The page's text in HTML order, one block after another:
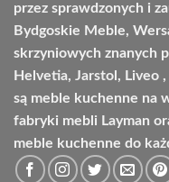
przez sprawdzonych i
Bydgoskie Meble,
skrzyniowych znanych
Helvetia, Jarstol, Liveo
są meble kuchenne na
fabryki mebli Layman
meble kuchenne do